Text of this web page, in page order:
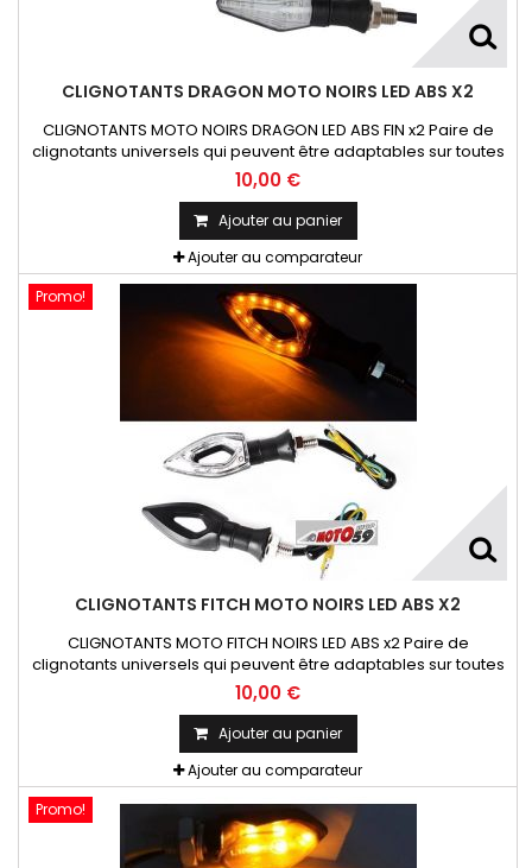
CLIGNOTANTS DRAGON MOTO NOIRS LED ABS X2
CLIGNOTANTS MOTO NOIRS DRAGON LED ABS FIN x2 Paire de
clignotants universels qui peuvent être adaptables sur toutes
motos ou scooters
10,00 €
Ajouter au panier
Ajouter au comparateur
Promo!
CLIGNOTANTS FITCH MOTO NOIRS LED ABS X2
CLIGNOTANTS MOTO FITCH NOIRS LED ABS x2 Paire de
clignotants universels qui peuvent être adaptables sur toutes
motos ou scooters
10,00 €
Ajouter au panier
Ajouter au comparateur
Promo!